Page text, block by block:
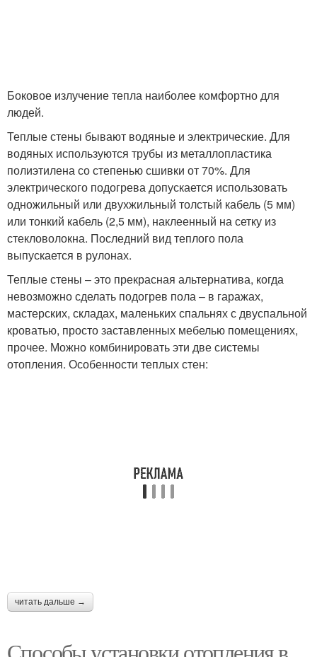
Боковое излучение тепла наиболее комфортно для
людей.
Теплые стены бывают водяные и электрические. Для
водяных используются трубы из металлопластика
полиэтилена со степенью сшивки от 70%. Для
электрического подогрева допускается использовать
одножильный или двухжильный толстый кабель (5 мм)
или тонкий кабель (2,5 мм), наклеенный на сетку из
стекловолокна. Последний вид теплого пола
выпускается в рулонах.
Теплые стены – это прекрасная альтернатива, когда
невозможно сделать подогрев пола – в гаражах,
мастерских, складах, маленьких спальнях с двуспальной
кроватью, просто заставленных мебелью помещениях,
прочее. Можно комбинировать эти две системы
отопления. Особенности теплых стен:
читать дальше →